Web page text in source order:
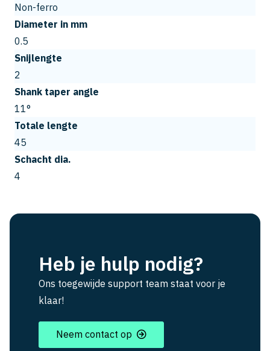
Non-ferro
Diameter in mm
0.5
Snijlengte
2
Shank taper angle
11°
Totale lengte
45
Schacht dia.
4
Heb je hulp nodig?
Ons toegewijde support team staat voor je
klaar!
Neem contact op